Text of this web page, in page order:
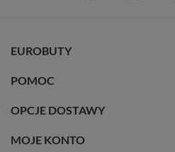
EUROBUTY
POMOC
OPCJE DOSTAWY
MOJE KONTO